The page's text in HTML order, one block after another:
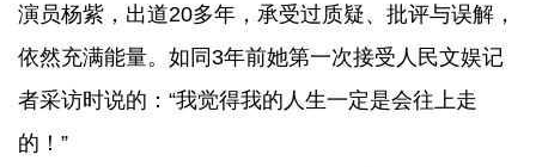
演员杨紫，出道20多年，承受过质疑、批评与误解，
依然充满能量。如同3年前她第一次接受人民文娱记
者采访时说的：“我觉得我的人生一定是会往上走
的！”